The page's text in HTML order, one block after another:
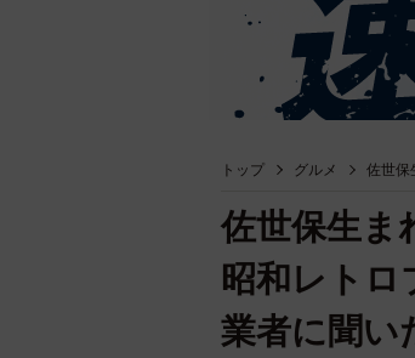
トップ グルメ 佐世保
佐世保生
昭和レトロ
業者に聞い